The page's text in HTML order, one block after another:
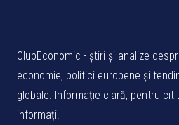
ClubEconomic - știri și analize
economie, politici europene și
globale. Informație clară, pentru
informați.